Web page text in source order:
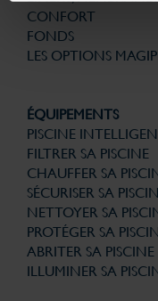
CONFORT
FONDS
LES OPTIONS
ÉQUIPEMENTS
PISCINE
FILTRER SA PISCINE
CHAUFFER SA
SÉCURISER SA
NETTOYER SA
PROTÉGER SA
ABRITER SA PISCINE
ILLUMINER SA